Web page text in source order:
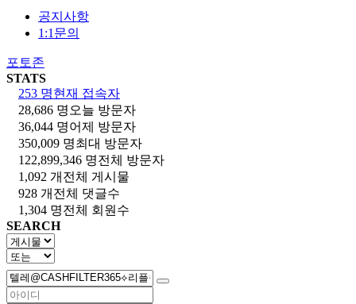
공지사항
1:1문의
포토존
STATS
253 명현재 접속자
28,686 명 오늘 방문자
36,044 명어제 방문자
350,009 명최대 방문자
122,899,346 명전체 방문자
1,092 개 전체 게시물
928 개 전체 댓글수
1,304 명전체 회원수
SEARCH